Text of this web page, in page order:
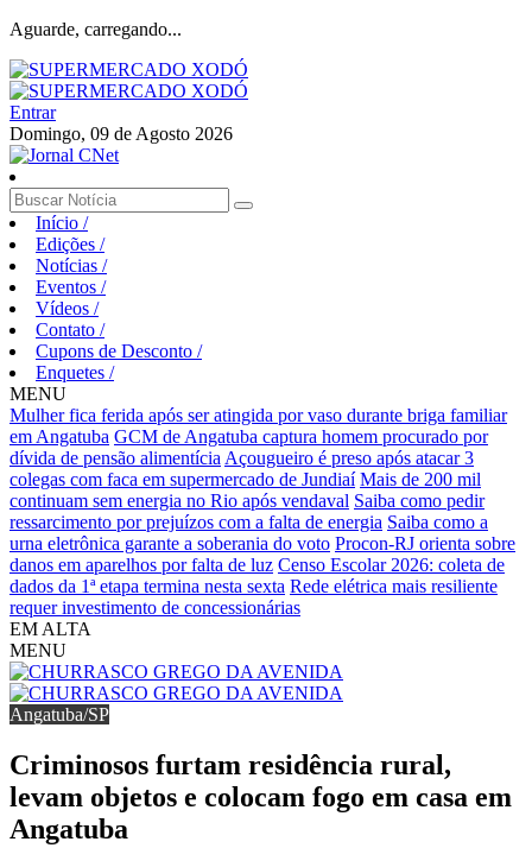
Aguarde, carregando...
Entrar
Domingo, 09 de Agosto 2026
Início /
Edições /
Notícias /
Eventos /
Vídeos /
Contato /
Cupons de Desconto /
Enquetes /
MENU
Mulher fica ferida após ser atingida por vaso durante briga familiar
em Angatuba GCM de Angatuba captura homem procurado por
dívida de pensão alimentícia Açougueiro é preso após atacar 3
colegas com faca em supermercado de Jundiaí Mais de 200 mil
continuam sem energia no Rio após vendaval Saiba como pedir
ressarcimento por prejuízos com a falta de energia Saiba como a
urna eletrônica garante a soberania do voto Procon-RJ orienta sobre
danos em aparelhos por falta de luz Censo Escolar 2026: coleta de
dados da 1ª etapa termina nesta sexta Rede elétrica mais resiliente
requer investimento de concessionárias
EM ALTA
MENU
Angatuba/SP
Criminosos furtam residência rural,
levam objetos e colocam fogo em casa em
Angatuba